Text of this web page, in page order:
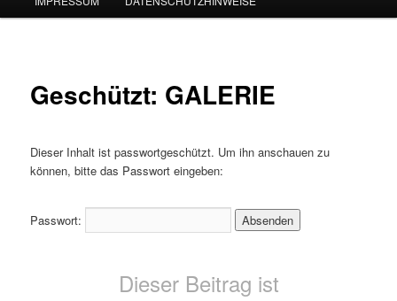
Geschützt: GALERIE
Dieser Inhalt ist passwortgeschützt. Um ihn anschauen zu
können, bitte das Passwort eingeben:
Passwort:
Dieser Beitrag ist